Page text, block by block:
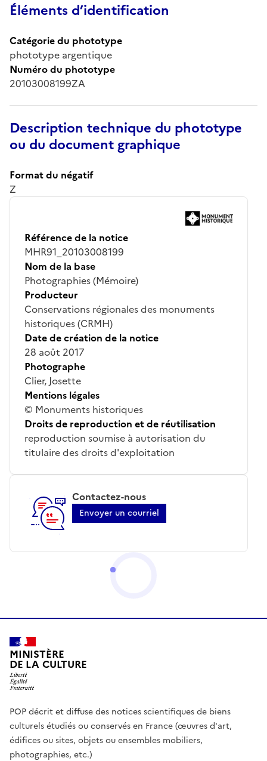
Éléments d’identification
Catégorie du phototype
phototype argentique
Numéro du phototype
20103008199ZA
Description technique du phototype
ou du document graphique
Format du négatif
Z
Référence de la notice
MHR91_20103008199
Nom de la base
Photographies (Mémoire)
Producteur
Conservations régionales des monuments
historiques (CRMH)
Date de création de la notice
28 août 2017
Photographe
Clier, Josette
Mentions légales
© Monuments historiques
Droits de reproduction et de réutilisation
reproduction soumise à autorisation du
titulaire des droits d'exploitation
Contactez-nous
Envoyer un courriel
MINISTÈRE
DE LA CULTURE
POP décrit et diffuse des notices scientifiques de biens
culturels étudiés ou conservés en France (œuvres d'art,
édifices ou sites, objets ou ensembles mobiliers,
photographies, etc.)